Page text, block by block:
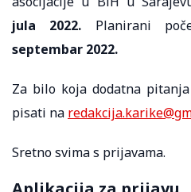
jula
2022. Planirani
septembar 2022.
Za bilo koja dodatna
pisati na
Sretno svima s prijavama.